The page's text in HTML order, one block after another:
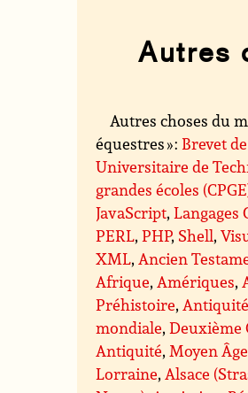
Autres
Autres choses du
équestres » : Brevet
Universitaire de
grandes écoles
JavaScript,Langages
PERL,PHP, Shell,
XML, Ancien
Afrique, Amériques,
Préhistoire, Antiquité
mondiale,Deuxième
Antiquité, Moyen Âge
Lorraine, Alsace